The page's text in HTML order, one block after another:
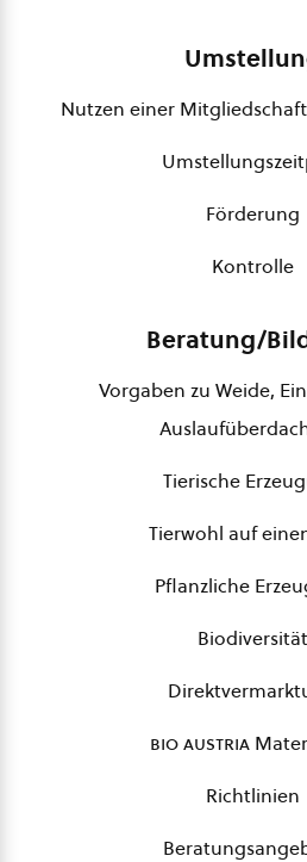
Nutzen einer
Förderung
Kontrolle
Beratung/
Vorgaben zu Weide,
Tierische
Tierwohl auf
Pflanzliche
Biodiversität
bio austria
Richtlinien